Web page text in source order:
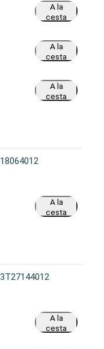
A la
cesta
A la
cesta
A la
cesta
A la
cesta
A la
cesta